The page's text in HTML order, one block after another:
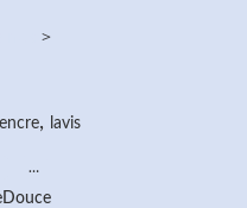
>
encre, lavis
…